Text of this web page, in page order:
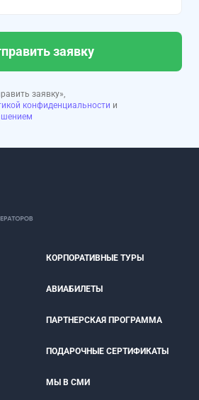
заявку
заявку»,
конфиденциальности и
КОРПОРАТИВНЫЕ ТУРЫ
АВИАБИЛЕТЫ
ПАРТНЕРСКАЯ ПРОГРАММА
ПОДАРОЧНЫЕ СЕРТИФИКАТЫ
МЫ В СМИ